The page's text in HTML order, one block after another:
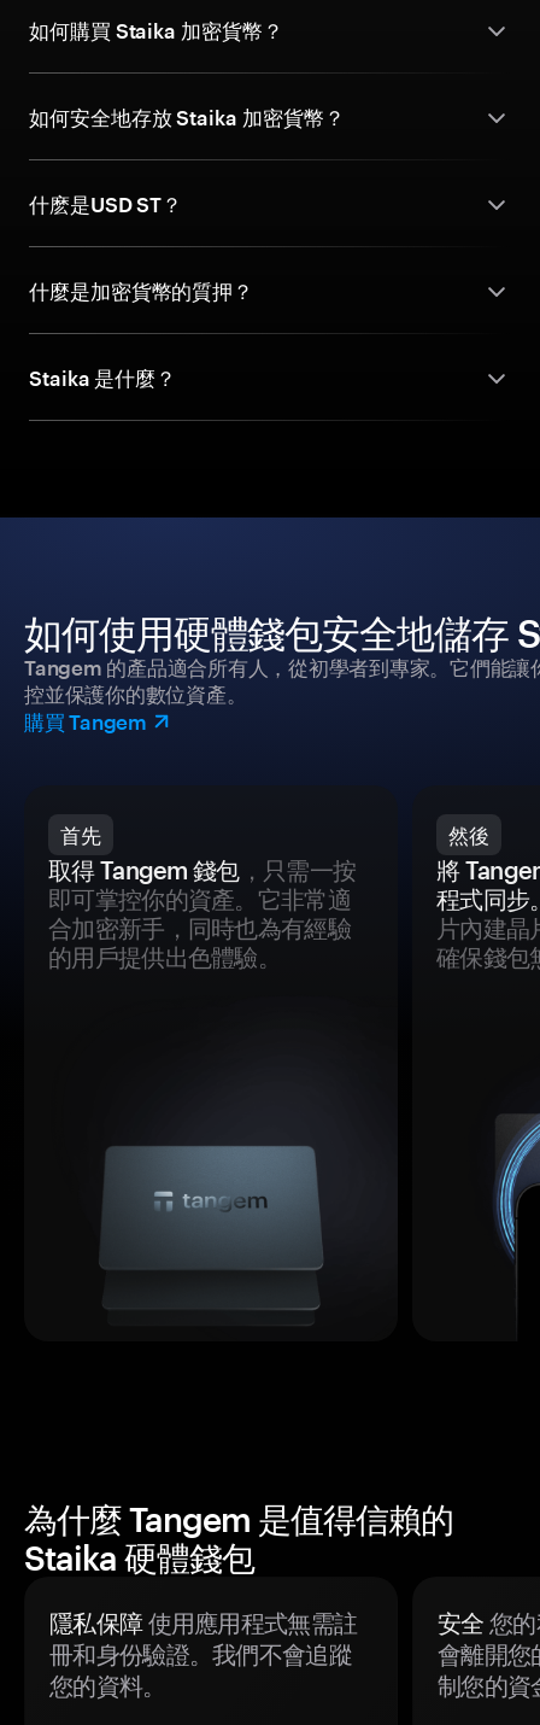
如何購買 Staika 加密貨幣？
如何安全地存放 Staika 加密貨幣？
什麽是USD ST？
什麼是加密貨幣的質押？
Staika 是什麼？
如何使用硬體錢包安全地儲存
Tangem 的產品適合所有人，從初學者到專家。它們能
控並保護你的數位資產。
購買 Tangem
首先
取得 Tangem 錢包，只需一按
即可掌控你的資產。它非常適
合加密新手，同時也為有經驗
的用戶提供出色體驗。
然後
將
程式同步
片內建晶
確保錢包
為什麼 Tangem 是值得信賴的
Staika 硬體錢包
隱私保障使用應用程式無需註
冊和身份驗證。我們不會追蹤
您的資料。
安全 您
會離開您
制您的資